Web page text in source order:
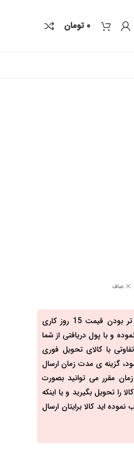
۰ تومان
صاف
مدت زمان ارسال کالا ۱۵ روز کاری می باشد (علت پایین تر بودن قیمت 15 روز کاری
و با پول دریافتی از شما
با کالای تحویل فوری
گزینه ی مدت زمان ارسال
مقرر می توانید بصورت
تحویل بگیرید و یا اینکه
اید کالا برایتان ارسال